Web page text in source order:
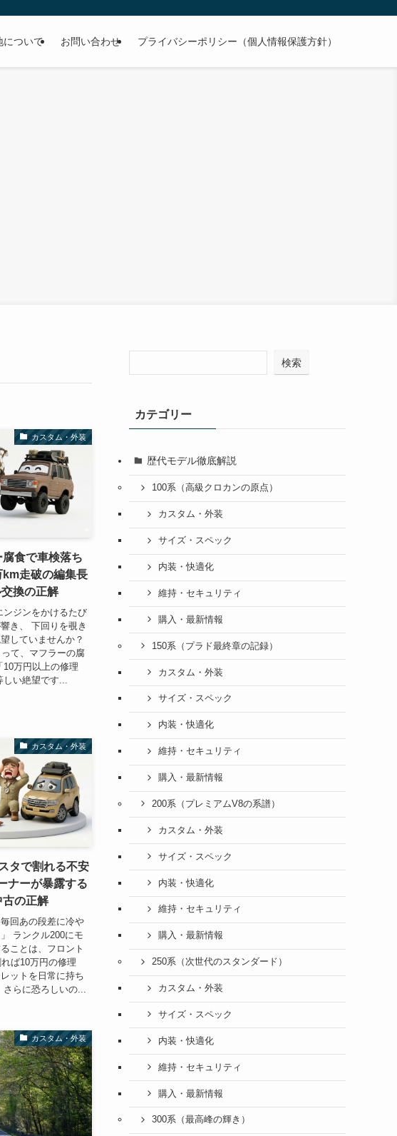
について お問い合わせ プライバシーポリシー（個人情報保護方針）
カスタム・外装
食で車検落ち
走破の編集長
換の正解
ンジンをかけるたび
き、 下回りを覗き
していませんか？
て、マフラーの腐
万円以上の修理
い絶望です...
カスタム・外装
タで割れる不安
ナーが暴露する
古の正解
回あの段差に冷や
ランクル200にモ
ことは、フロント
ば10万円の修理
ットを日常に持ち
らに恐ろしいの...
カスタム・外装
検索
カテゴリー
歴代モデル徹底解説
100系（高級クロカンの原点）
カスタム・外装
サイズ・スペック
内装・快適化
維持・セキュリティ
購入・最新情報
150系（プラド最終章の記録）
カスタム・外装
サイズ・スペック
内装・快適化
維持・セキュリティ
購入・最新情報
200系（プレミアムV8の系譜）
カスタム・外装
サイズ・スペック
内装・快適化
維持・セキュリティ
購入・最新情報
250系（次世代のスタンダード）
カスタム・外装
サイズ・スペック
内装・快適化
維持・セキュリティ
購入・最新情報
300系（最高峰の輝き）